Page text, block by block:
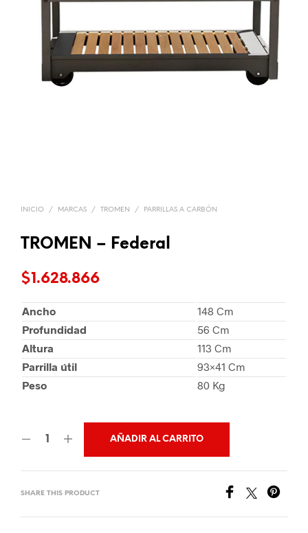
INICIO / MARCAS / TROMEN / PARRILLAS A CARBÓN
TROMEN – Federal
$1.628.866
Ancho
148 Cm
Profundidad
56 Cm
Altura
113 Cm
Parrilla útil
93×41 Cm
Peso
80 Kg
AÑADIR AL CARRITO
SHARE THIS PRODUCT